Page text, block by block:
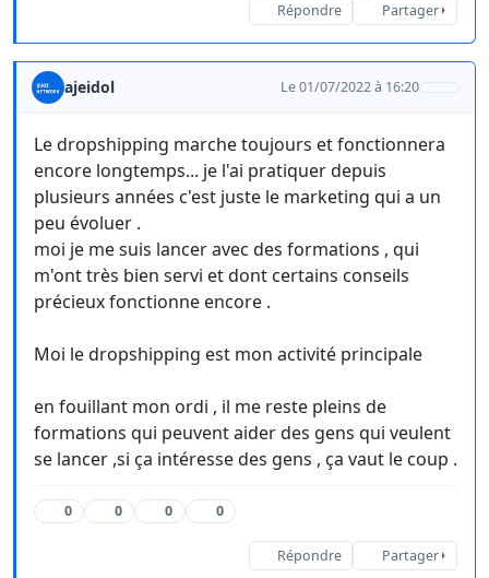
Répondre Partager
ajeidol Le 01/07/2022 à 16:20
Le dropshipping marche toujours et fonctionnera
encore longtemps... je l'ai pratiquer depuis
plusieurs années c'est juste le marketing qui a un
peu évoluer .
moi je me suis lancer avec des formations , qui
m'ont très bien servi et dont certains conseils
précieux fonctionne encore .
Moi le dropshipping est mon activité principale
en fouillant mon ordi , il me reste pleins de
formations qui peuvent aider des gens qui veulent
se lancer ,si ça intéresse des gens , ça vaut le coup .
0 0 0 0
Répondre Partager